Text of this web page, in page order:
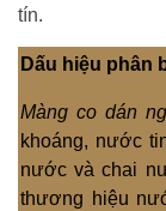
tín.
Dấu hiệu phân
Màng co dán
khoáng, nước
nước và chai
thương hiệu